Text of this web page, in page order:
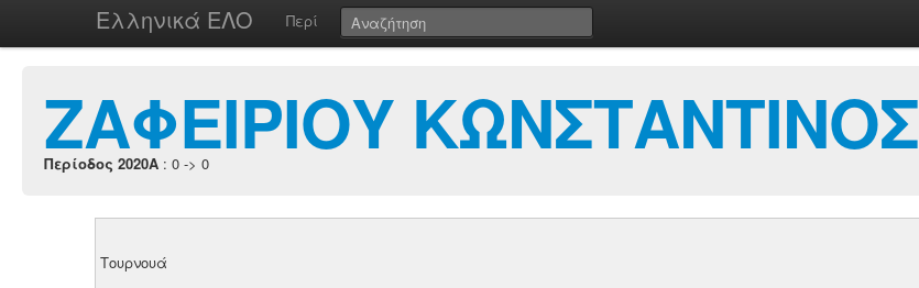
Ελληνικά ΕΛΟ Περί
ΖΑΦΕΙΡΙΟΥ ΚΩΝΣΤΑΝΤΙΝΟΣ
Περίοδος 2020A : 0 -> 0
Τουρνουά